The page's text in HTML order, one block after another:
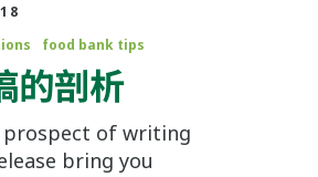
food bank tips
的剖析
prospect of writing
bring you